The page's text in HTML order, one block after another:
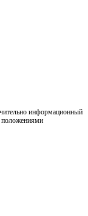
информационный
положениями